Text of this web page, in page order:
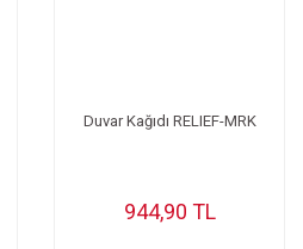
Duvar Kağıdı RELIEF-MRK
944,90 TL